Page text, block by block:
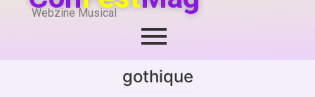
Webzine Musical
gothique